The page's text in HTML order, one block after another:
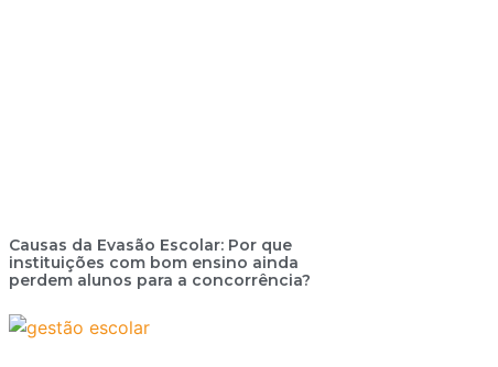
Causas da Evasão Escolar: Por que
instituições com bom ensino ainda
perdem alunos para a concorrência?